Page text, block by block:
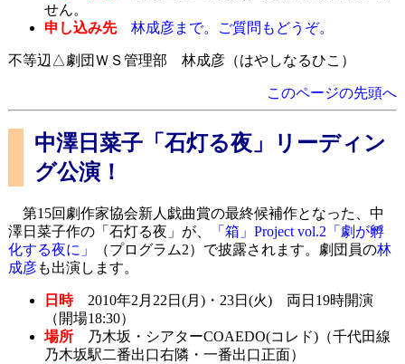
せん。
申し込み先
林成彦まで。ご質問もどうぞ。
不等辺△劇団ＷＳ管理部 林成彦（はやしなるひこ）
このページの先頭へ
中澤日菜子「石灯る夜」リーディン
グ公演！
第15回劇作家協会新人戯曲賞の最終候補作となった、中
澤日菜子作の「石灯る夜」が、
「箱」Project vol.2「劇が孵
化する夜に」
（プログラム2）で披露されます。劇団員の林
成彦も出演します。
日時2010年2月22日(月)・23日(火) 両日19時開演
（開場18:30）
場所乃木坂・シアターCOAEDO(コレド)（千代田線
乃木坂駅二番出口右隣・一番出口正面）